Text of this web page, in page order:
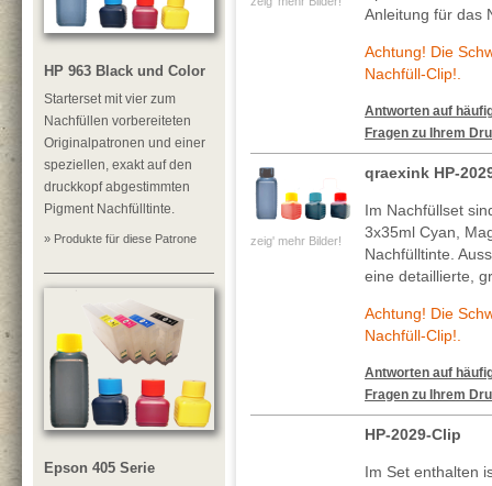
HP 963 Black und Color
Starterset mit vier zum
Nachfüllen vorbereiteten
Originalpatronen und einer
speziellen, exakt auf den
druckkopf abgestimmten
Pigment Nachfülltinte.
» Produkte für diese Patrone
Epson 405 Serie
Anleitung für das
Achtung! Die
Nachfüll-Clip!.
Antworten auf
Fragen zu Ihrem
zeig' mehr Bilder!
qraexink HP-
Im Nachfüllset
3x35ml Cyan,
Nachfülltinte.
eine detaillierte,
Achtung! Die
Nachfüll-Clip!.
Antworten auf
Fragen zu Ihrem
HP-2029-Clip
Im Set enthalten